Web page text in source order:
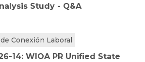
Study - Q&A
Conexión Laboral
14: WIOA PR Unified State